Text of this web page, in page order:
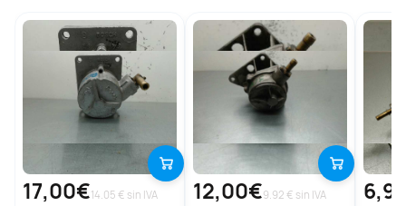
17,00€14.05 € sin IVA 12,00€9.92 € sin IVA